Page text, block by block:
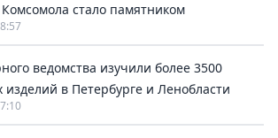
стало памятником
ведомства изучили более 3500
в Петербурге и Ленобласти